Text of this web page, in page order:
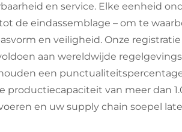
en service. Elke eenheid
de eindassemblage – om te
en veiligheid. Onze registratie
aan wereldwijde
een punctualiteitspercentage
productiecapaciteit van meer dan
en uw supply chain soepel